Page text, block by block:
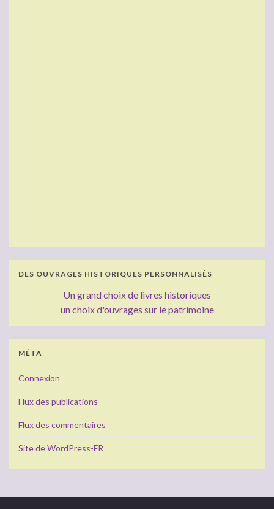
DES OUVRAGES HISTORIQUES PERSONNALISÉS
Un grand choix de livres historiques
un choix d'ouvrages sur le patrimoine
MÉTA
Connexion
Flux des publications
Flux des commentaires
Site de WordPress-FR